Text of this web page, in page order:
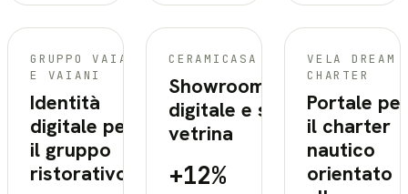
GRUPPO VAIANI
E VAIANI
Identità
digitale per
il gruppo
ristorativo
CERAMICASA
Showroom
digitale e sito
vetrina
+12%
VELA DREAM
CHARTER
Portale per
il charter
nautico
orientato